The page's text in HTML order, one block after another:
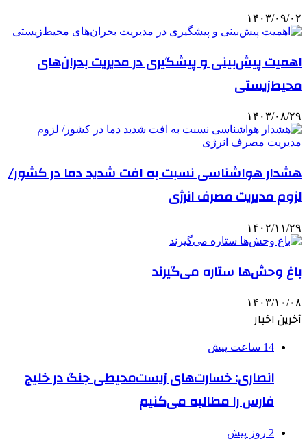
۱۴۰۳/۰۹/۰۲
اهمیت پیش‌بینی و پیشگیری در مدیریت بحران‌های
محیط‌زیستی
۱۴۰۳/۰۸/۲۹
هشدار هواشناسی نسبت به افت شدید دما در کشور/
لزوم مدیریت مصرف انرژی
۱۴۰۲/۱۱/۲۹
باغ‌ وحش‌ها ستاره می‌گیرند
۱۴۰۳/۱۰/۰۸
آخرین اخبار
14 ساعت پیش
انصاری: خسارت‌های زیست‌محیطی جنگ در خلیج
فارس را مطالبه‌ می‌کنیم
2 روز پیش